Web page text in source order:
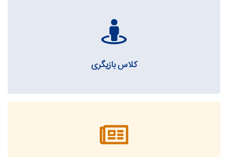
کلاس بازیگری